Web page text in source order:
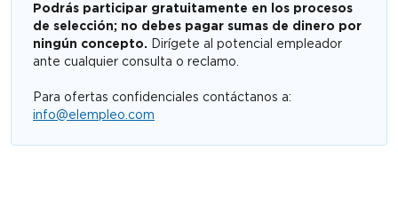
Podrás participar gratuitamente en los procesos
de selección; no debes pagar sumas de dinero por
ningún concepto. Dirígete al potencial empleador
ante cualquier consulta o reclamo.
Para ofertas confidenciales contáctanos a:
info@elempleo.com